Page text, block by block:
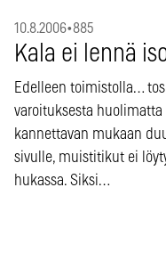
10.8.2006•885
Kala ei lennä
Edelleen toimistolla…
varoituksesta
kannettavan mukaan
sivulle, muistitikut ei
hukassa. Siksi…